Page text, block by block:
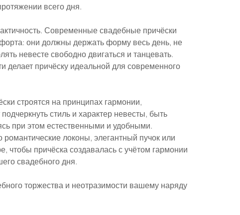
всего дня.
Современные свадебные причёски
они должны держать форму весь день, не
невесте свободно двигаться и танцевать.
делает причёску идеальной для современного
строятся на принципах гармонии,
стиль и характер невесты, быть
при этом естественными и удобными.
локоны, элегантный пучок или
чтобы причёска создавалась с учётом гармонии
свадебного дня.
торжества и неотразимости вашему наряду